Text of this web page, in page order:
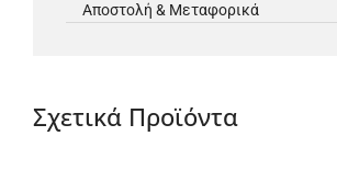
Αποστολή & Μεταφορικά
Σχετικά Προϊόντα